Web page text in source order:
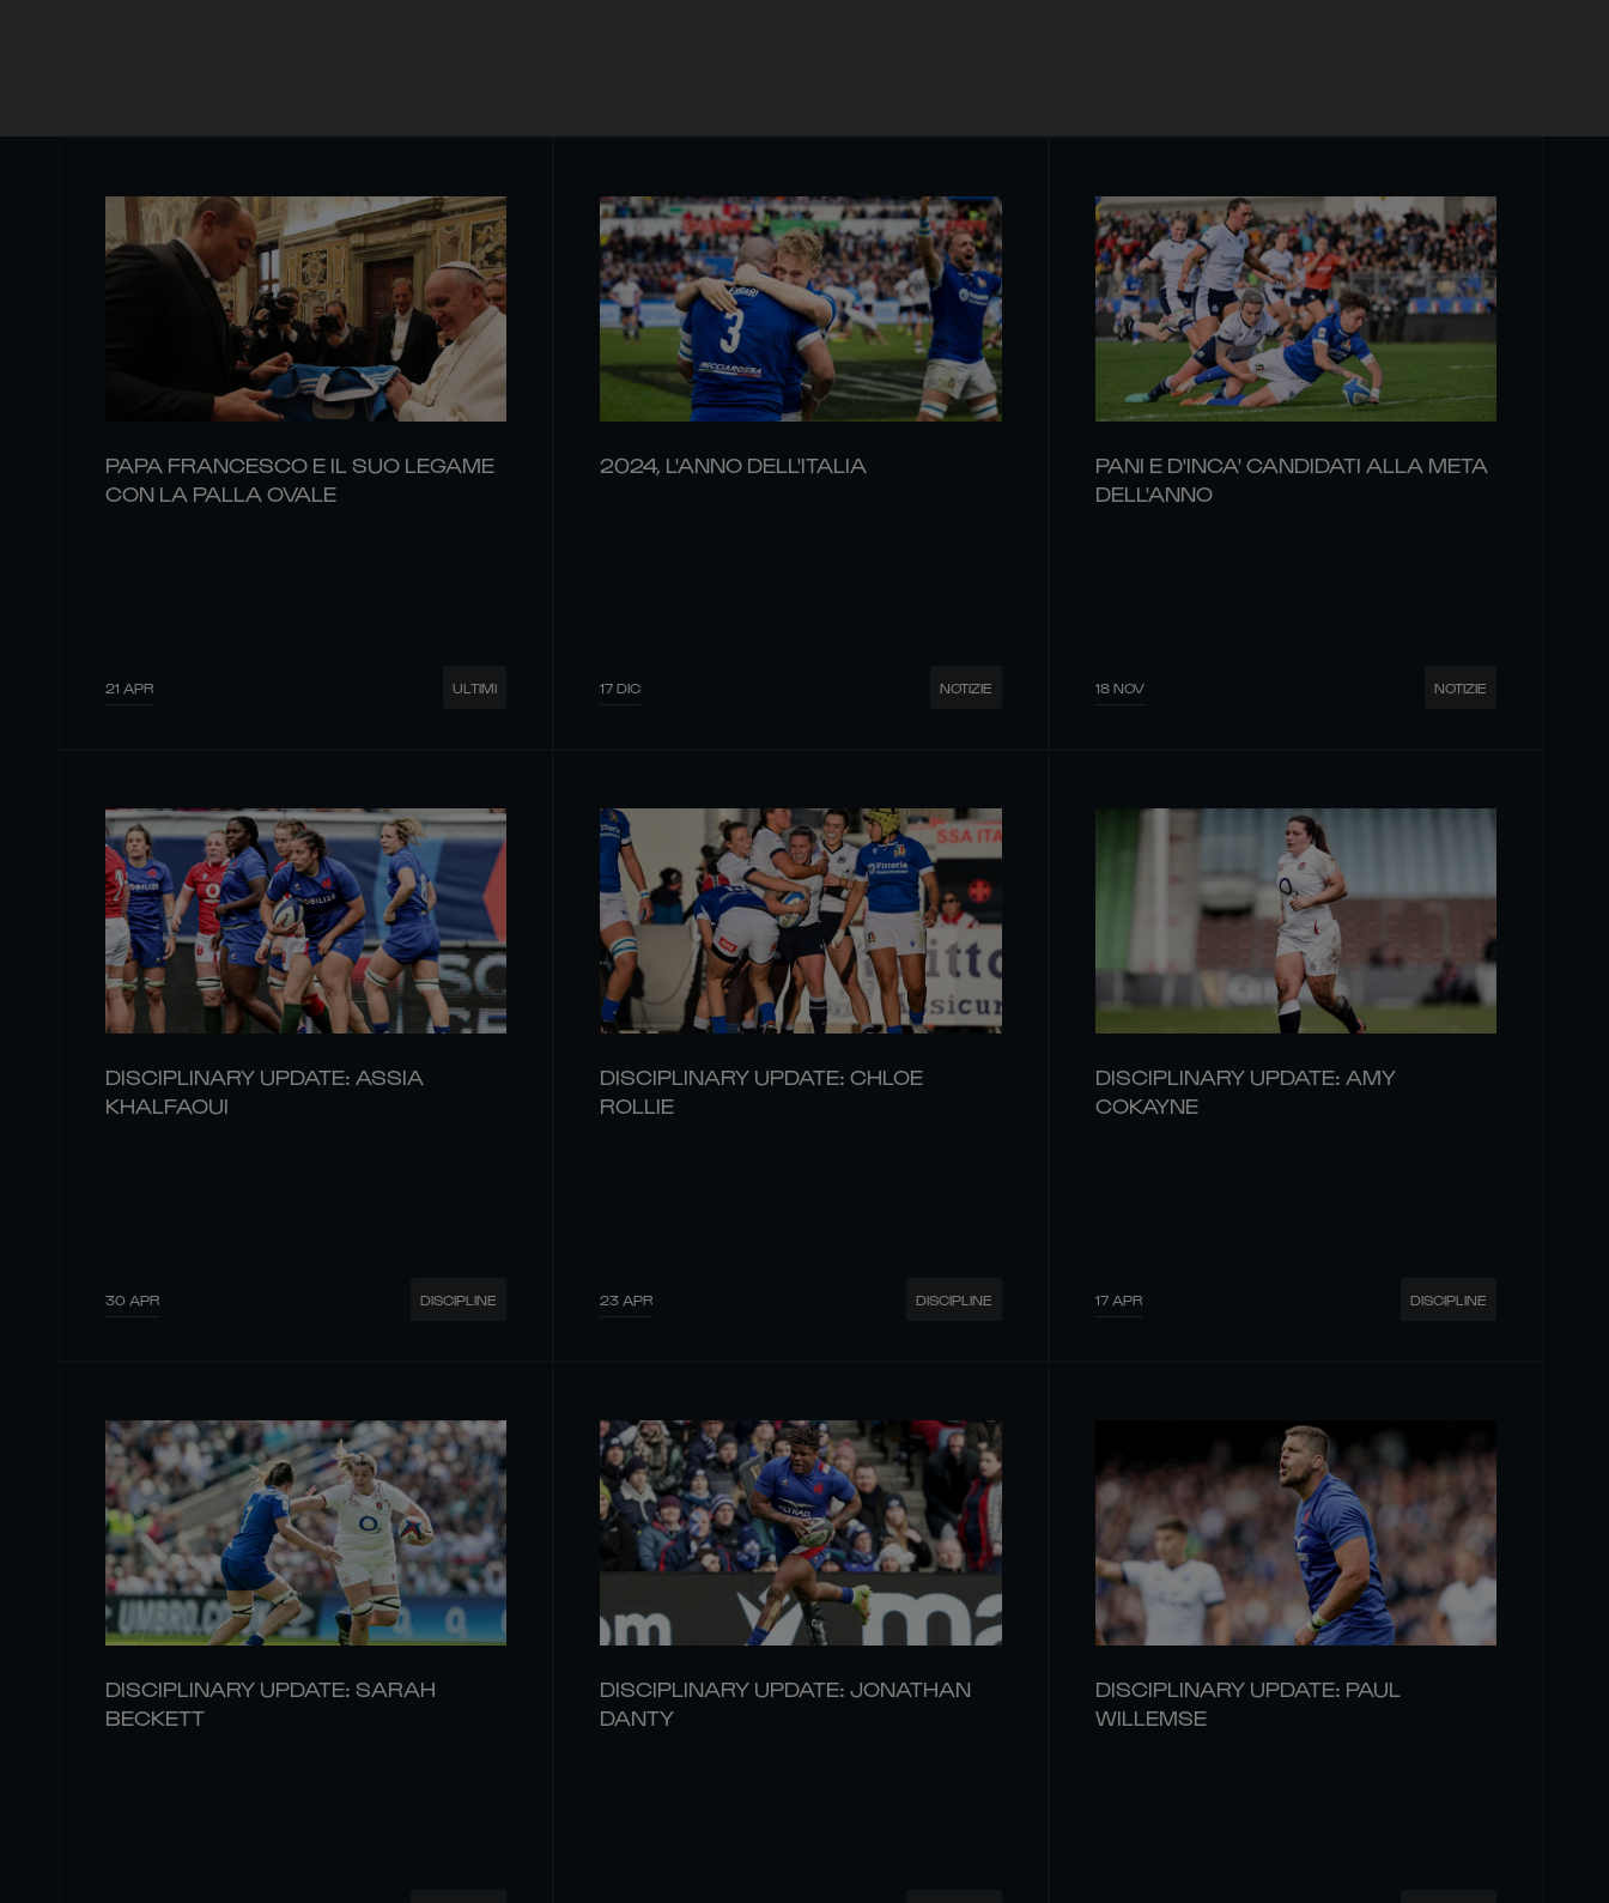
PAPA FRANCESCO E IL SUO LEGAME
CON LA PALLA OVALE
21 APR ULTIMI
2024, L'ANNO DELL'ITALIA
17 DIC NOTIZIE
PANI E D'INCA' CANDIDATI ALLA META
DELL'ANNO
18 NOV NOTIZIE
DISCIPLINARY UPDATE: ASSIA
KHALFAOUI
30 APR DISCIPLINE
DISCIPLINARY UPDATE: CHLOE
ROLLIE
23 APR DISCIPLINE
DISCIPLINARY UPDATE: AMY
COKAYNE
17 APR DISCIPLINE
DISCIPLINARY UPDATE: SARAH
BECKETT
DISCIPLINARY UPDATE: JONATHAN
DANTY
DISCIPLINARY UPDATE: PAUL
WILLEMSE